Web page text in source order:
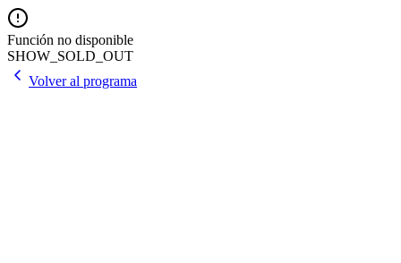
Función no disponible
SHOW_SOLD_OUT
Volver al programa